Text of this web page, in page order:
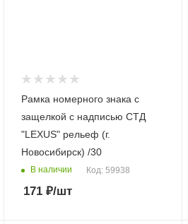
Рамка номерного знака с
защелкой с надписью СТД
"LEXUS" рельеф (г.
Новосибирск) /30
В наличии Код: 59938
171 ₽/шт